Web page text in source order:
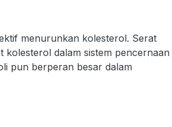
menurunkan kolesterol. Serat
dalam sistem pencernaan
pun berperan besar dalam